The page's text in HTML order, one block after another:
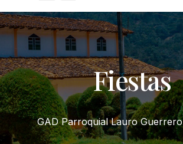
Fiestas
GAD Parroquial Lauro Guerrero